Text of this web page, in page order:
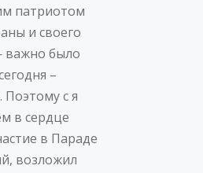
патриотом
и своего
важно было
–
Поэтому с я
в сердце
в Параде
возложил